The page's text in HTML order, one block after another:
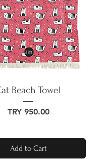
Beach Towel
Price
TRY 950.00
Add to Cart